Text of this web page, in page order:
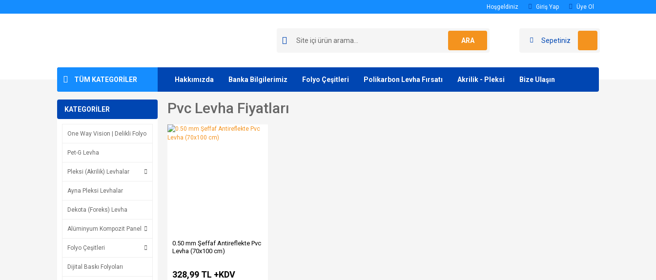
Hoşgeldiniz Giriş Yap Üye Ol
ARA Sepetiniz
TÜM KATEGORİLER Hakkımızda Banka Bilgilerimiz Folyo Çeşitleri Polikarbon Levha Fırsatı Akrilik - Pleksi Bize Ulaşın
KATEGORİLER
One Way Vision | Delikli Folyo
Pet-G Levha
Pleksi (Akrilik) Levhalar
Ayna Pleksi Levhalar
Dekota (Foreks) Levha
Alüminyum Kompozit Panel
Folyo Çeşitleri
Dijital Baskı Folyoları
Pvc Levha Fiyatları
0.50 mm Şeffaf Antireflekte Pvc
Levha (70x100 cm)
328,99 TL +KDV